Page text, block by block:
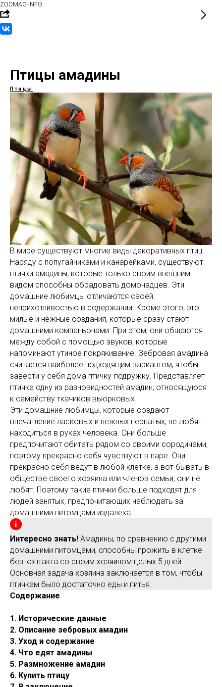
ZOOMAG-INFO
Птицы амадины
Птицы
В мире существуют многие виды декоративных птиц.
Наряду с попугайчиками и канарейками, существуют
птички амадины, которые только своим внешним
видом способны обрадовать домочадцев. Эти
домашние любимцы отличаются своей
неприхотливостью в содержании. Кроме этого, это
милые и нежные создания, которые сразу стают
домашними компаньонами. При этом, они общаются
между собой с помощью звуков, которые
напоминают утиное покрякивание. Зебровая амадина
считается наиболее подходящим вариантом, чтобы
завести у себя дома птичку-подружку. Представляет
птичка одну из разновидностей амадин, относящуюся
к семейству ткачиков вьюрковых.
Эти домашние любимцы, которые создают
впечатление ласковых и нежных пернатых, не любят
находиться в руках человека. Они больше
предпочитают обитать рядом со своими сородичами,
поэтому прекрасно себя чувствуют в паре. Они
прекрасно себя ведут в любой клетке, а вот бывать в
обществе своего хозяина или членов семьи, они не
любят. Поэтому такие птички больше подходят для
людей занятых, предпочитающих наблюдать за
домашними питомцами издалека.
Интересно знать! Амадины, по сравнению с другими
домашними питомцами, способны прожить в клетке
без контакта со своим хозяином целых 5 дней.
Основная задача хозяина заключается в том, чтобы
птичкам было достаточно еды и питья.
Содержание
1. Исторические данные
2. Описание зебровых амадин
3. Уход и содержание
4. Что едят амадины
5. Размножение амадин
6. Купить птицу